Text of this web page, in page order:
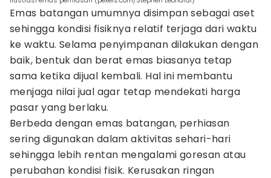
Emas batangan umumnya disimpan sebagai aset
sehingga kondisi fisiknya relatif terjaga dari waktu
ke waktu. Selama penyimpanan dilakukan dengan
baik, bentuk dan berat emas biasanya tetap
sama ketika dijual kembali. Hal ini membantu
menjaga nilai jual agar tetap mendekati harga
pasar yang berlaku.
Berbeda dengan emas batangan, perhiasan
sering digunakan dalam aktivitas sehari-hari
sehingga lebih rentan mengalami goresan atau
perubahan kondisi fisik. Kerusakan ringan